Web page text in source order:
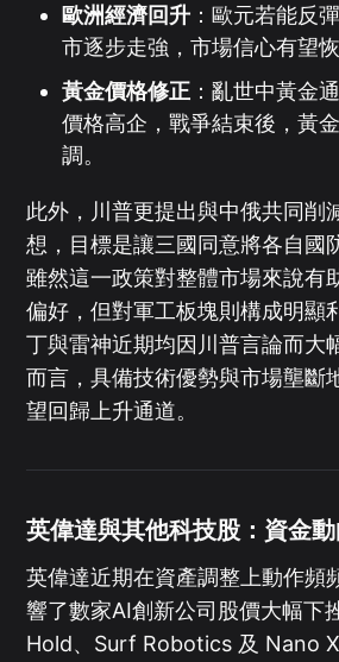
歐洲經濟回升 ：歐元若能反
市逐步走強，市場信心有望恢
黃金價格修正 ：亂世中黃金
價格高企，戰爭結束後，黃
調。
此外，川普更提出與中俄共同削
想，目標是讓三國同意將各自國
雖然這一政策對整體市場來說有
偏好，但對軍工板塊則構成明顯
丁與雷神近期均因川普言論而大
而言，具備技術優勢與市場壟斷
望回歸上升通道。
英偉達與其他科技股：資金
英偉達近期在資產調整上動作頻
響了數家AI創新公司股價大幅下
Hold、Surf Robotics 及 Nano